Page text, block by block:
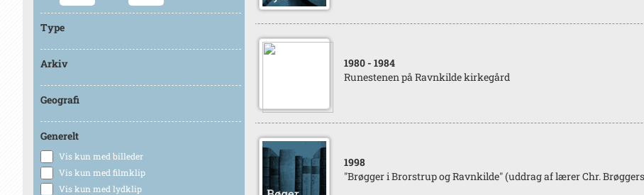
Type
Arkiv
Geografi
Generelt
Vis kun med billeder
Vis kun med filmklip
Vis kun med lydklip
1980 - 1984
Runestenen på Ravnkilde kirkegård
1998
"Brøgger i Brorstrup og Ravnkilde" (uddrag af lærer Chr.